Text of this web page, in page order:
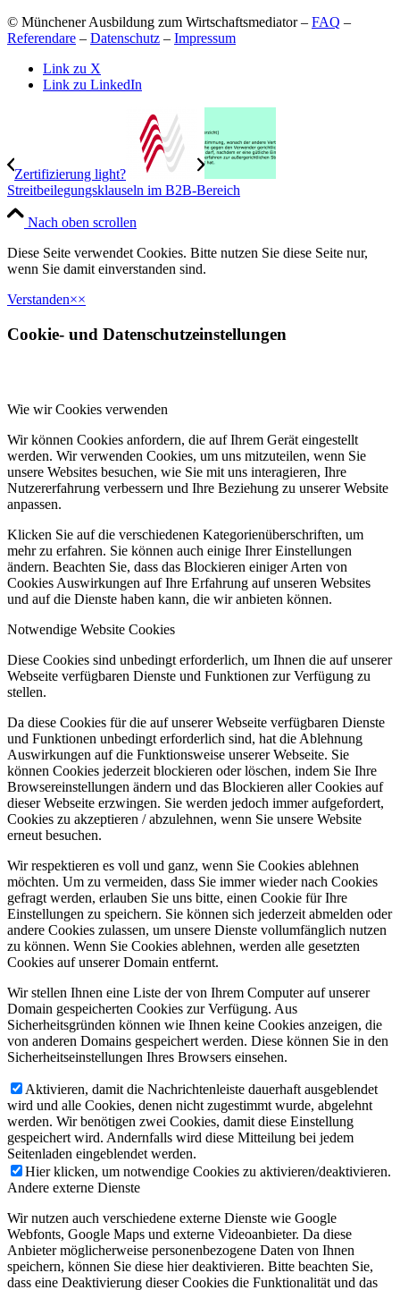
© Münchener Ausbildung zum Wirtschaftsmediator – FAQ –
Referendare – Datenschutz – Impressum
Link zu X
Link zu LinkedIn
Zertifizierung light?
Streitbeilegungsklauseln im B2B-Bereich
Nach oben scrollen
Diese Seite verwendet Cookies. Bitte nutzen Sie diese Seite nur,
wenn Sie damit einverstanden sind.
Verstanden××
Cookie- und Datenschutzeinstellungen
Wie wir Cookies verwenden
Wir können Cookies anfordern, die auf Ihrem Gerät eingestellt
werden. Wir verwenden Cookies, um uns mitzuteilen, wenn Sie
unsere Websites besuchen, wie Sie mit uns interagieren, Ihre
Nutzererfahrung verbessern und Ihre Beziehung zu unserer Website
anpassen.
Klicken Sie auf die verschiedenen Kategorienüberschriften, um
mehr zu erfahren. Sie können auch einige Ihrer Einstellungen
ändern. Beachten Sie, dass das Blockieren einiger Arten von
Cookies Auswirkungen auf Ihre Erfahrung auf unseren Websites
und auf die Dienste haben kann, die wir anbieten können.
Notwendige Website Cookies
Diese Cookies sind unbedingt erforderlich, um Ihnen die auf unserer
Webseite verfügbaren Dienste und Funktionen zur Verfügung zu
stellen.
Da diese Cookies für die auf unserer Webseite verfügbaren Dienste
und Funktionen unbedingt erforderlich sind, hat die Ablehnung
Auswirkungen auf die Funktionsweise unserer Webseite. Sie
können Cookies jederzeit blockieren oder löschen, indem Sie Ihre
Browsereinstellungen ändern und das Blockieren aller Cookies auf
dieser Webseite erzwingen. Sie werden jedoch immer aufgefordert,
Cookies zu akzeptieren / abzulehnen, wenn Sie unsere Website
erneut besuchen.
Wir respektieren es voll und ganz, wenn Sie Cookies ablehnen
möchten. Um zu vermeiden, dass Sie immer wieder nach Cookies
gefragt werden, erlauben Sie uns bitte, einen Cookie für Ihre
Einstellungen zu speichern. Sie können sich jederzeit abmelden oder
andere Cookies zulassen, um unsere Dienste vollumfänglich nutzen
zu können. Wenn Sie Cookies ablehnen, werden alle gesetzten
Cookies auf unserer Domain entfernt.
Wir stellen Ihnen eine Liste der von Ihrem Computer auf unserer
Domain gespeicherten Cookies zur Verfügung. Aus
Sicherheitsgründen können wie Ihnen keine Cookies anzeigen, die
von anderen Domains gespeichert werden. Diese können Sie in den
Sicherheitseinstellungen Ihres Browsers einsehen.
Aktivieren, damit die Nachrichtenleiste dauerhaft ausgeblendet
wird und alle Cookies, denen nicht zugestimmt wurde, abgelehnt
werden. Wir benötigen zwei Cookies, damit diese Einstellung
gespeichert wird. Andernfalls wird diese Mitteilung bei jedem
Seitenladen eingeblendet werden.
Hier klicken, um notwendige Cookies zu aktivieren/deaktivieren.
Andere externe Dienste
Wir nutzen auch verschiedene externe Dienste wie Google
Webfonts, Google Maps und externe Videoanbieter. Da diese
Anbieter möglicherweise personenbezogene Daten von Ihnen
speichern, können Sie diese hier deaktivieren. Bitte beachten Sie,
dass eine Deaktivierung dieser Cookies die Funktionalität und das